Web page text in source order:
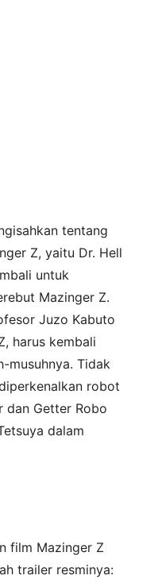
tentang
Z, yaitu Dr. Hell
untuk
Mazinger Z.
Juzo Kabuto
harus kembali
musuhnya. Tidak
robot
dan Getter Robo
dalam
film Mazinger Z
trailer resminya: